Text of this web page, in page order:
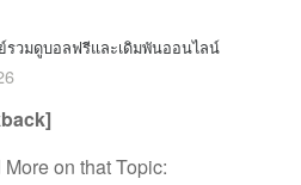
วมดูบอลฟรีและเดิมพันออนไลน์
on that Topic: